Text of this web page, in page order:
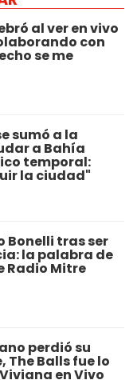
al ver en vivo
con
se me
sumó a la
a Bahía
temporal:
la ciudad"
Bonelli tras ser
la palabra de
Radio Mitre
perdió su
The Balls fue lo
en Vivo